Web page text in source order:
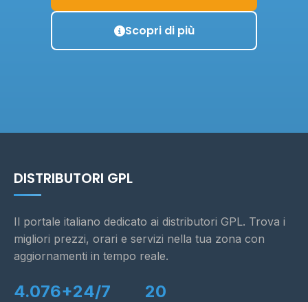
Scopri di più
DISTRIBUTORI GPL
Il portale italiano dedicato ai distributori GPL. Trova i
migliori prezzi, orari e servizi nella tua zona con
aggiornamenti in tempo reale.
4.076+24/7 20